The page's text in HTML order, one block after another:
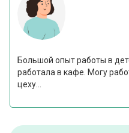
Большой опыт работы в
работала в кафе. Могу
цеху...